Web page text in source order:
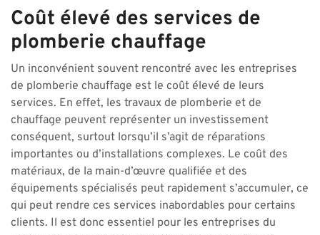
Coût élevé des services de
plomberie chauffage
Un inconvénient souvent rencontré avec les entreprises
de plomberie chauffage est le coût élevé de leurs
services. En effet, les travaux de plomberie et de
chauffage peuvent représenter un investissement
conséquent, surtout lorsqu’il s’agit de réparations
importantes ou d’installations complexes. Le coût des
matériaux, de la main-d’œuvre qualifiée et des
équipements spécialisés peut rapidement s’accumuler, ce
qui peut rendre ces services inabordables pour certains
clients. Il est donc essentiel pour les entreprises du